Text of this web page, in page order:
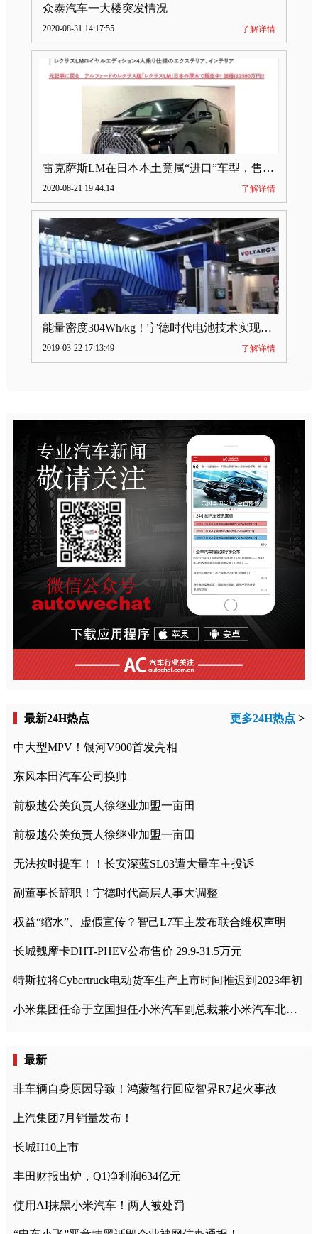
众泰汽车一大楼突发情况
2020-08-31 14:17:55 了解详情
雷克萨斯LM在日本本土竟属“进口”车型，售价2580万日元
2020-08-21 19:44:14 了解详情
能量密度304Wh/kg！宁德时代电池技术实现突破
2019-03-22 17:13:49 了解详情
最新24H热点 更多24H热点 >
中大型MPV！银河V900首发亮相
东风本田汽车公司换帅
前极越公关负责人徐继业加盟一亩田
前极越公关负责人徐继业加盟一亩田
无法按时提车！！长安深蓝SL03遭大量车主投诉
副董事长辞职！宁德时代高层人事大调整
权益“缩水”、虚假宣传？智己L7车主发布联合维权声明
长城魏摩卡DHT-PHEV公布售价 29.9-31.5万元
特斯拉将Cybertruck电动货车生产上市时间推迟到2023年初
小米集团任命于立国担任小米汽车副总裁兼小米汽车北京总部政委
最新
非车辆自身原因导致！鸿蒙智行回应智界R7起火事故
上汽集团7月销量发布！
长城H10上市
丰田财报出炉，Q1净利润634亿元
使用AI抹黑小米汽车！两人被处罚